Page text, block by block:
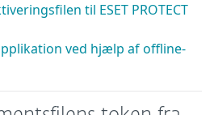
til ESET PROTECT
ved hjælp af offline-